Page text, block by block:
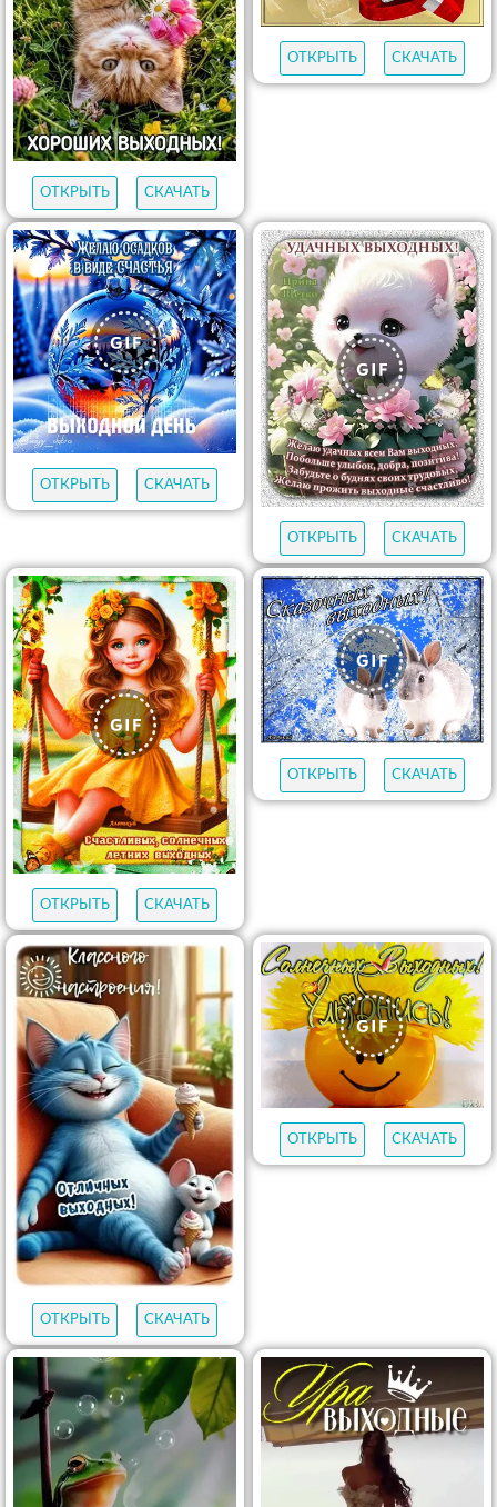
ОТКРЫТЬ СКАЧАТЬ
ОТКРЫТЬ СКАЧАТЬ
ОТКРЫТЬ СКАЧАТЬ
ОТКРЫТЬ СКАЧАТЬ
ОТКРЫТЬ СКАЧАТЬ
ОТКРЫТЬ СКАЧАТЬ
ОТКРЫТЬ СКАЧАТЬ
ОТКРЫТЬ СКАЧАТЬ